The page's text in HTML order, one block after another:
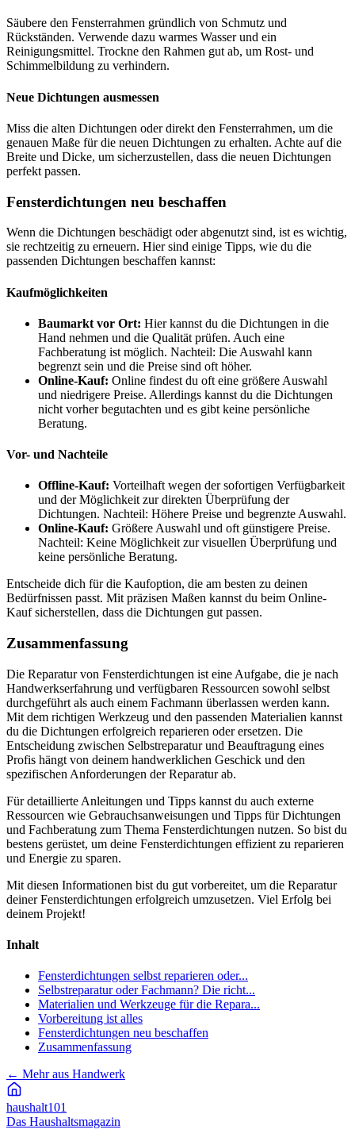
Säubere den Fensterrahmen gründlich von Schmutz und
Rückständen. Verwende dazu warmes Wasser und ein
Reinigungsmittel. Trockne den Rahmen gut ab, um Rost- und
Schimmelbildung zu verhindern.
Neue Dichtungen ausmessen
Miss die alten Dichtungen oder direkt den Fensterrahmen, um die
genauen Maße für die neuen Dichtungen zu erhalten. Achte auf die
Breite und Dicke, um sicherzustellen, dass die neuen Dichtungen
perfekt passen.
Fensterdichtungen neu beschaffen
Wenn die Dichtungen beschädigt oder abgenutzt sind, ist es wichtig,
sie rechtzeitig zu erneuern. Hier sind einige Tipps, wie du die
passenden Dichtungen beschaffen kannst:
Kaufmöglichkeiten
Baumarkt vor Ort: Hier kannst du die Dichtungen in die
Hand nehmen und die Qualität prüfen. Auch eine
Fachberatung ist möglich. Nachteil: Die Auswahl kann
begrenzt sein und die Preise sind oft höher.
Online-Kauf: Online findest du oft eine größere Auswahl
und niedrigere Preise. Allerdings kannst du die Dichtungen
nicht vorher begutachten und es gibt keine persönliche
Beratung.
Vor- und Nachteile
Offline-Kauf: Vorteilhaft wegen der sofortigen Verfügbarkeit
und der Möglichkeit zur direkten Überprüfung der
Dichtungen. Nachteil: Höhere Preise und begrenzte Auswahl.
Online-Kauf: Größere Auswahl und oft günstigere Preise.
Nachteil: Keine Möglichkeit zur visuellen Überprüfung und
keine persönliche Beratung.
Entscheide dich für die Kaufoption, die am besten zu deinen
Bedürfnissen passt. Mit präzisen Maßen kannst du beim Online-
Kauf sicherstellen, dass die Dichtungen gut passen.
Zusammenfassung
Die Reparatur von Fensterdichtungen ist eine Aufgabe, die je nach
Handwerkserfahrung und verfügbaren Ressourcen sowohl selbst
durchgeführt als auch einem Fachmann überlassen werden kann.
Mit dem richtigen Werkzeug und den passenden Materialien kannst
du die Dichtungen erfolgreich reparieren oder ersetzen. Die
Entscheidung zwischen Selbstreparatur und Beauftragung eines
Profis hängt von deinem handwerklichen Geschick und den
spezifischen Anforderungen der Reparatur ab.
Für detaillierte Anleitungen und Tipps kannst du auch externe
Ressourcen wie Gebrauchsanweisungen und Tipps für Dichtungen
und Fachberatung zum Thema Fensterdichtungen nutzen. So bist du
bestens gerüstet, um deine Fensterdichtungen effizient zu reparieren
und Energie zu sparen.
Mit diesen Informationen bist du gut vorbereitet, um die Reparatur
deiner Fensterdichtungen erfolgreich umzusetzen. Viel Erfolg bei
deinem Projekt!
Inhalt
Fensterdichtungen selbst reparieren oder...
Selbstreparatur oder Fachmann? Die richt...
Materialien und Werkzeuge für die Repara...
Vorbereitung ist alles
Fensterdichtungen neu beschaffen
Zusammenfassung
← Mehr aus Handwerk
haushalt101
Das Haushaltsmagazin